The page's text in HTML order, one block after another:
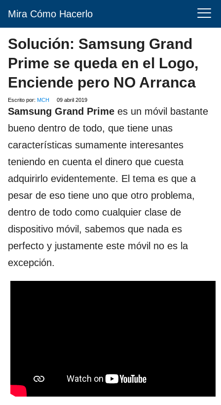
Mira Cómo Hacerlo
Solución: Samsung Grand
Prime se queda en el Logo,
Enciende pero NO Arranca
Escrito por: MCH 09 abril 2019
Samsung Grand Prime es un móvil bastante
bueno dentro de todo, que tiene unas
características sumamente interesantes
teniendo en cuenta el dinero que cuesta
adquirirlo evidentemente. El tema es que a
pesar de eso tiene uno que otro problema,
dentro de todo como cualquier clase de
dispositivo móvil, sabemos que nada es
perfecto y justamente este móvil no es la
excepción.